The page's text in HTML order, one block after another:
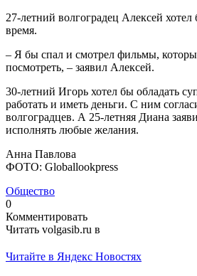
27-летний волгоградец Алексей хотел
время.
– Я бы спал и смотрел фильмы,
посмотреть, – заявил Алексей.
30-летний Игорь хотел бы обладать
работать и иметь деньги. С ним
волгоградцев. А 25-летняя Диана
исполнять любые желания.
Анна Павлова
ФОТО: Globallookpress
Общество
0
Комментировать
Читать volgasib.ru в
Читайте в Яндекс Новостях